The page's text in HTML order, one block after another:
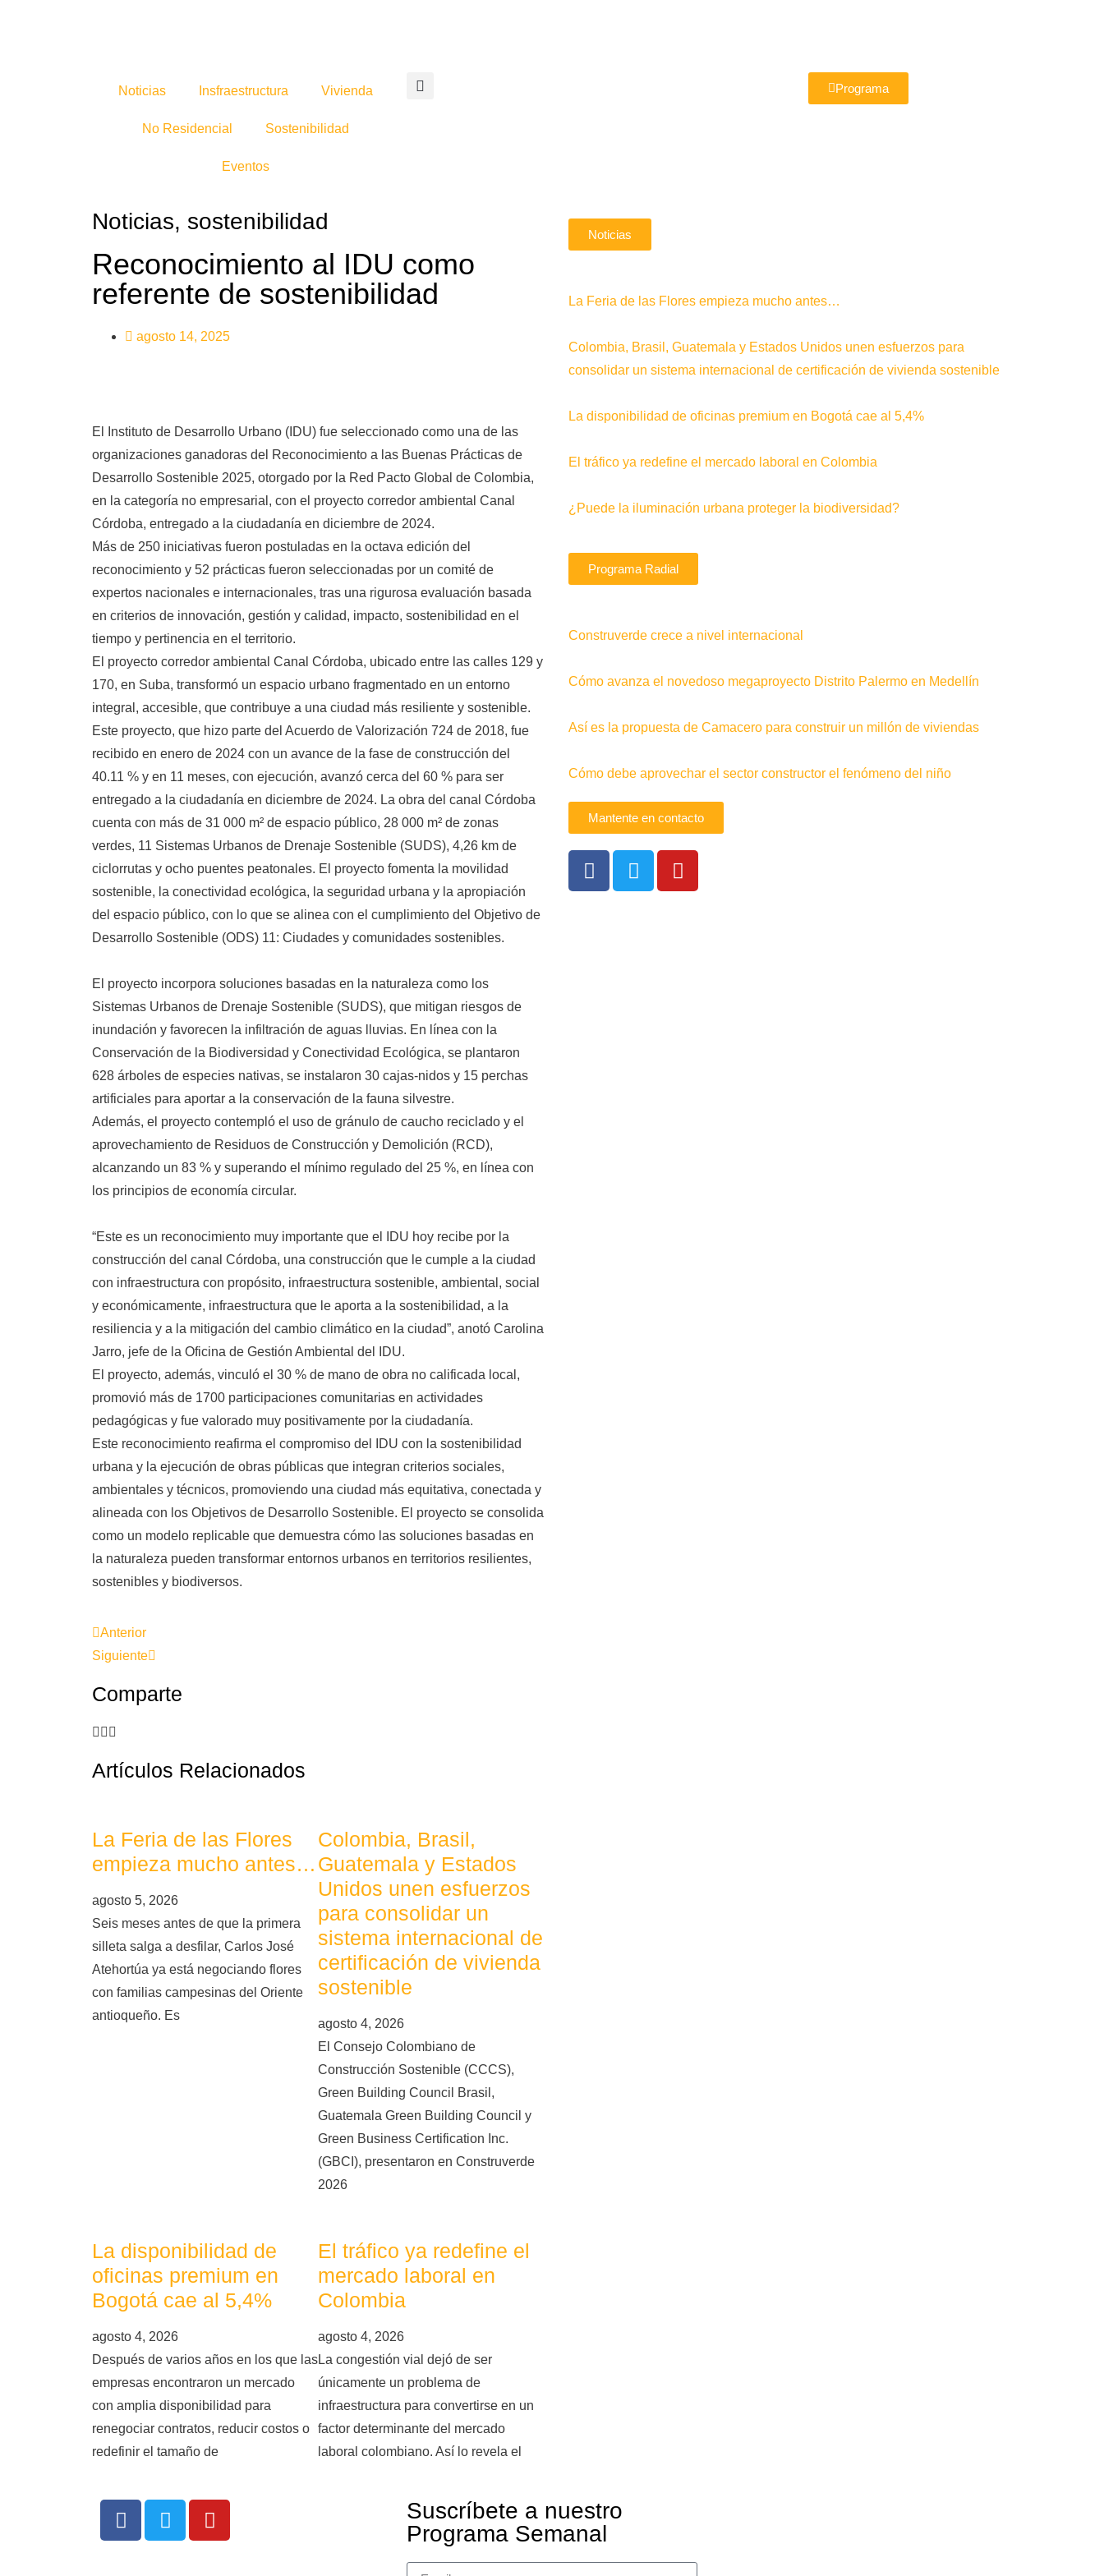
Noticias Insfraestructura Vivienda
No Residencial Sostenibilidad
Eventos
Programa
Noticias, sostenibilidad
Reconocimiento al IDU como
referente de sostenibilidad
agosto 14, 2025
El Instituto de Desarrollo Urbano (IDU) fue seleccionado como una de las
organizaciones ganadoras del Reconocimiento a las Buenas Prácticas de
Desarrollo Sostenible 2025, otorgado por la Red Pacto Global de Colombia,
en la categoría no empresarial, con el proyecto corredor ambiental Canal
Córdoba, entregado a la ciudadanía en diciembre de 2024.
Más de 250 iniciativas fueron postuladas en la octava edición del
reconocimiento y 52 prácticas fueron seleccionadas por un comité de
expertos nacionales e internacionales, tras una rigurosa evaluación basada
en criterios de innovación, gestión y calidad, impacto, sostenibilidad en el
tiempo y pertinencia en el territorio.
El proyecto corredor ambiental Canal Córdoba, ubicado entre las calles 129 y
170, en Suba, transformó un espacio urbano fragmentado en un entorno
integral, accesible, que contribuye a una ciudad más resiliente y sostenible.
Este proyecto, que hizo parte del Acuerdo de Valorización 724 de 2018, fue
recibido en enero de 2024 con un avance de la fase de construcción del
40.11 % y en 11 meses, con ejecución, avanzó cerca del 60 % para ser
entregado a la ciudadanía en diciembre de 2024. La obra del canal Córdoba
cuenta con más de 31 000 m² de espacio público, 28 000 m² de zonas
verdes, 11 Sistemas Urbanos de Drenaje Sostenible (SUDS), 4,26 km de
ciclorrutas y ocho puentes peatonales. El proyecto fomenta la movilidad
sostenible, la conectividad ecológica, la seguridad urbana y la apropiación
del espacio público, con lo que se alinea con el cumplimiento del Objetivo de
Desarrollo Sostenible (ODS) 11: Ciudades y comunidades sostenibles.
El proyecto incorpora soluciones basadas en la naturaleza como los
Sistemas Urbanos de Drenaje Sostenible (SUDS), que mitigan riesgos de
inundación y favorecen la infiltración de aguas lluvias. En línea con la
Conservación de la Biodiversidad y Conectividad Ecológica, se plantaron
628 árboles de especies nativas, se instalaron 30 cajas-nidos y 15 perchas
artificiales para aportar a la conservación de la fauna silvestre.
Además, el proyecto contempló el uso de gránulo de caucho reciclado y el
aprovechamiento de Residuos de Construcción y Demolición (RCD),
alcanzando un 83 % y superando el mínimo regulado del 25 %, en línea con
los principios de economía circular.
“Este es un reconocimiento muy importante que el IDU hoy recibe por la
construcción del canal Córdoba, una construcción que le cumple a la ciudad
con infraestructura con propósito, infraestructura sostenible, ambiental, social
y económicamente, infraestructura que le aporta a la sostenibilidad, a la
resiliencia y a la mitigación del cambio climático en la ciudad”, anotó Carolina
Jarro, jefe de la Oficina de Gestión Ambiental del IDU.
El proyecto, además, vinculó el 30 % de mano de obra no calificada local,
promovió más de 1700 participaciones comunitarias en actividades
pedagógicas y fue valorado muy positivamente por la ciudadanía.
Este reconocimiento reafirma el compromiso del IDU con la sostenibilidad
urbana y la ejecución de obras públicas que integran criterios sociales,
ambientales y técnicos, promoviendo una ciudad más equitativa, conectada y
alineada con los Objetivos de Desarrollo Sostenible. El proyecto se consolida
como un modelo replicable que demuestra cómo las soluciones basadas en
la naturaleza pueden transformar entornos urbanos en territorios resilientes,
sostenibles y biodiversos.
Anterior
Siguiente
Comparte
Artículos Relacionados
La Feria de las Flores
empieza mucho antes…
agosto 5, 2026
Seis meses antes de que la primera
silleta salga a desfilar, Carlos José
Atehortúa ya está negociando flores
con familias campesinas del Oriente
antioqueño. Es
Colombia, Brasil,
Guatemala y Estados
Unidos unen esfuerzos
para consolidar un
sistema internacional de
certificación de vivienda
sostenible
agosto 4, 2026
El Consejo Colombiano de
Construcción Sostenible (CCCS),
Green Building Council Brasil,
Guatemala Green Building Council y
Green Business Certification Inc.
(GBCI), presentaron en Construverde
2026
La disponibilidad de
oficinas premium en
Bogotá cae al 5,4%
agosto 4, 2026
Después de varios años en los que las
empresas encontraron un mercado
con amplia disponibilidad para
renegociar contratos, reducir costos o
redefinir el tamaño de
El tráfico ya redefine el
mercado laboral en
Colombia
agosto 4, 2026
La congestión vial dejó de ser
únicamente un problema de
infraestructura para convertirse en un
factor determinante del mercado
laboral colombiano. Así lo revela el
Noticias
La Feria de las Flores empieza mucho antes…
Colombia, Brasil, Guatemala y Estados Unidos unen esfuerzos para
consolidar un sistema internacional de certificación de vivienda sostenible
La disponibilidad de oficinas premium en Bogotá cae al 5,4%
El tráfico ya redefine el mercado laboral en Colombia
¿Puede la iluminación urbana proteger la biodiversidad?
Programa Radial
Construverde crece a nivel internacional
Cómo avanza el novedoso megaproyecto Distrito Palermo en Medellín
Así es la propuesta de Camacero para construir un millón de viviendas
Cómo debe aprovechar el sector constructor el fenómeno del niño
Mantente en contacto
Suscríbete a nuestro
Programa Semanal